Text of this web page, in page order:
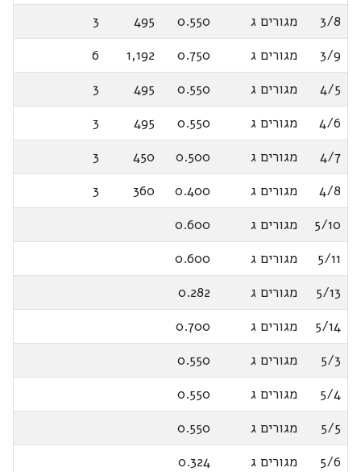
3/8
מגורים ג 0.550
495
3
3/9
מגורים ג 0.750
1,192
6
4/5
מגורים ג 0.550
495
3
4/6
מגורים ג 0.550
495
3
4/7
מגורים ג 0.500
450
3
4/8
מגורים ג 0.400
360
3
5/10
מגורים ג
0.600
5/11
מגורים ג
0.600
5/13
מגורים ג
0.282
5/14
מגורים ג
0.700
5/3
מגורים ג
0.550
5/4
מגורים ג
0.550
5/5
מגורים ג
0.550
5/6
מגורים ג
0.324